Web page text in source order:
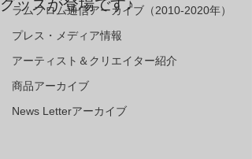
ラムフロム通信アーカイブ（2010-2020年）
プレス・メディア情報
アーティスト＆クリエイター紹介
商品アーカイブ
News Letterアーカイブ
グッズが登場です♪